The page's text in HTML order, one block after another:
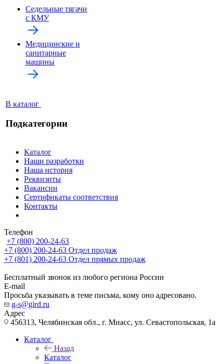
Седельные тягачи
с КМУ
Медицинские и
санитарные
машины
В каталог
Подкатегории
Каталог
Наши разработки
Наша история
Реквизиты
Вакансии
Сертификаты соответствия
Контакты
Телефон
+7 (800) 200-24-63
+7 (800) 200-24-63 Отдел продаж
+7 (801) 200-24-63 Отдел прямых продаж
Бесплатный звонок из любого региона России
E-mail
Просьба указывать в теме письма, кому оно адресовано.
g-s@gird.ru
Адрес
456313, Челябинская обл., г. Миасс, ул. Севастопольская, 1а
Каталог
Назад
Каталог